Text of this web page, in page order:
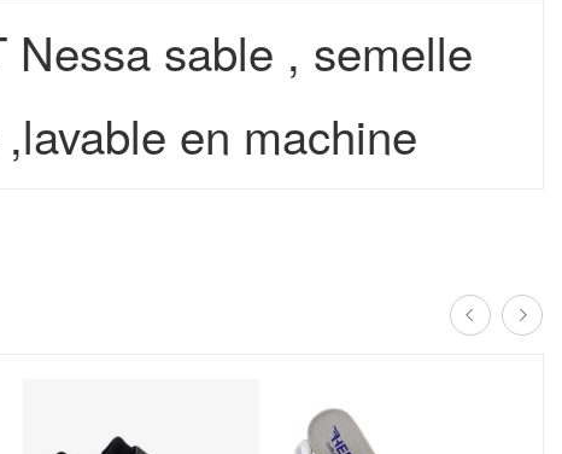
sable , semelle
en machine